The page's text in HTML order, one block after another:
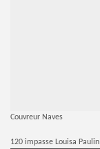
Couvreur Naves
120 impasse Louisa